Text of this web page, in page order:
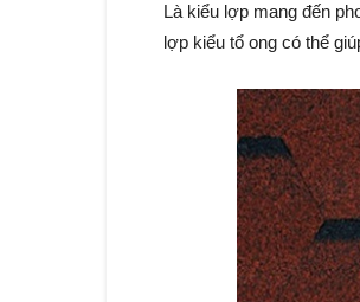
Là kiểu lợp mang đến
lợp kiểu tổ ong có thể